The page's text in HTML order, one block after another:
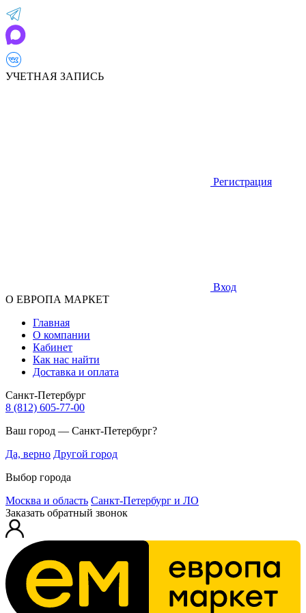
УЧЕТНАЯ ЗАПИСЬ
Регистрация
Вход
О ЕВРОПА МАРКЕТ
Главная
О компании
Кабинет
Как нас найти
Доставка и оплата
Санкт-Петербург
8 (812) 605-77-00
Ваш город — Санкт-Петербург?
Да, верно Другой город
Выбор города
Москва и область Санкт-Петербург и ЛО
Заказать обратный звонок